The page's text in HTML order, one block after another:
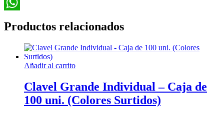
Productos relacionados
Añadir al carrito
Clavel Grande Individual – Caja de
100 uni. (Colores Surtidos)